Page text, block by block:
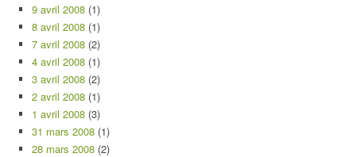
9 avril 2008 (1)
8 avril 2008 (1)
7 avril 2008 (2)
4 avril 2008 (1)
3 avril 2008 (2)
2 avril 2008 (1)
1 avril 2008 (3)
31 mars 2008 (1)
28 mars 2008 (2)